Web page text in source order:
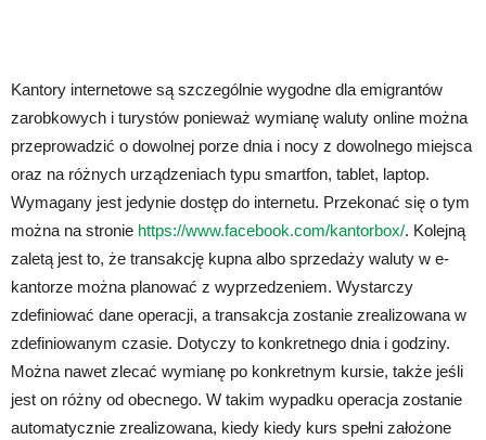
Kantory internetowe są szczególnie wygodne dla emigrantów
zarobkowych i turystów ponieważ wymianę waluty online można
przeprowadzić o dowolnej porze dnia i nocy z dowolnego miejsca
oraz na różnych urządzeniach typu smartfon, tablet, laptop.
Wymagany jest jedynie dostęp do internetu. Przekonać się o tym
można na stronie https://www.facebook.com/kantorbox/. Kolejną
zaletą jest to, że transakcję kupna albo sprzedaży waluty w e-
kantorze można planować z wyprzedzeniem. Wystarczy
zdefiniować dane operacji, a transakcja zostanie zrealizowana w
zdefiniowanym czasie. Dotyczy to konkretnego dnia i godziny.
Można nawet zlecać wymianę po konkretnym kursie, także jeśli
jest on różny od obecnego. W takim wypadku operacja zostanie
automatycznie zrealizowana, kiedy kiedy kurs spełni założone